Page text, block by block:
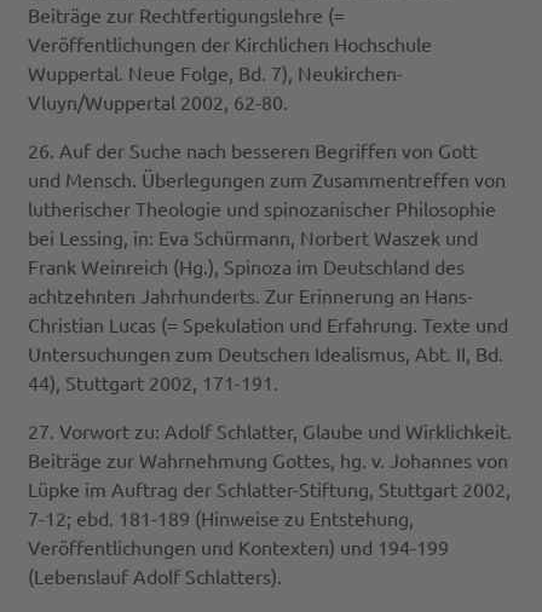
Beiträge zur Rechtfertigungslehre (=
Veröffentlichungen der Kirchlichen Hochschule
Wuppertal. Neue Folge, Bd. 7), Neukirchen-
Vluyn/Wuppertal 2002, 62-80.
26. Auf der Suche nach besseren Begriffen von Gott
und Mensch. Überlegungen zum Zusammentreffen von
lutherischer Theologie und spinozanischer Philosophie
bei Lessing, in: Eva Schürmann, Norbert Waszek und
Frank Weinreich (Hg.), Spinoza im Deutschland des
achtzehnten Jahrhunderts. Zur Erinnerung an Hans-
Christian Lucas (= Spekulation und Erfahrung. Texte und
Untersuchungen zum Deutschen Idealismus, Abt. II, Bd.
44), Stuttgart 2002, 171-191.
27. Vorwort zu: Adolf Schlatter, Glaube und Wirklichkeit.
Beiträge zur Wahrnehmung Gottes, hg. v. Johannes von
Lüpke im Auftrag der Schlatter-Stiftung, Stuttgart 2002,
7-12; ebd. 181-189 (Hinweise zu Entstehung,
Veröffentlichungen und Kontexten) und 194-199
(Lebenslauf Adolf Schlatters).